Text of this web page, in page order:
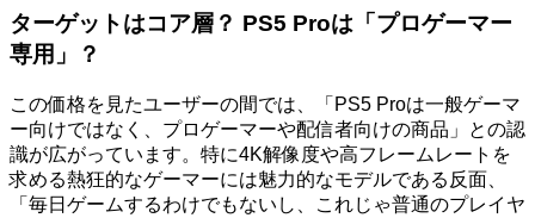
ターゲットはコア層？ PS5 Proは「プロゲーマー
専用」？
この価格を見たユーザーの間では、「PS5 Proは一般ゲーマ
ー向けではなく、プロゲーマーや配信者向けの商品」との認
識が広がっています。特に4K解像度や高フレームレートを
求める熱狂的なゲーマーには魅力的なモデルである反面、
「毎日ゲームするわけでもないし、これじゃ普通のプレイヤ